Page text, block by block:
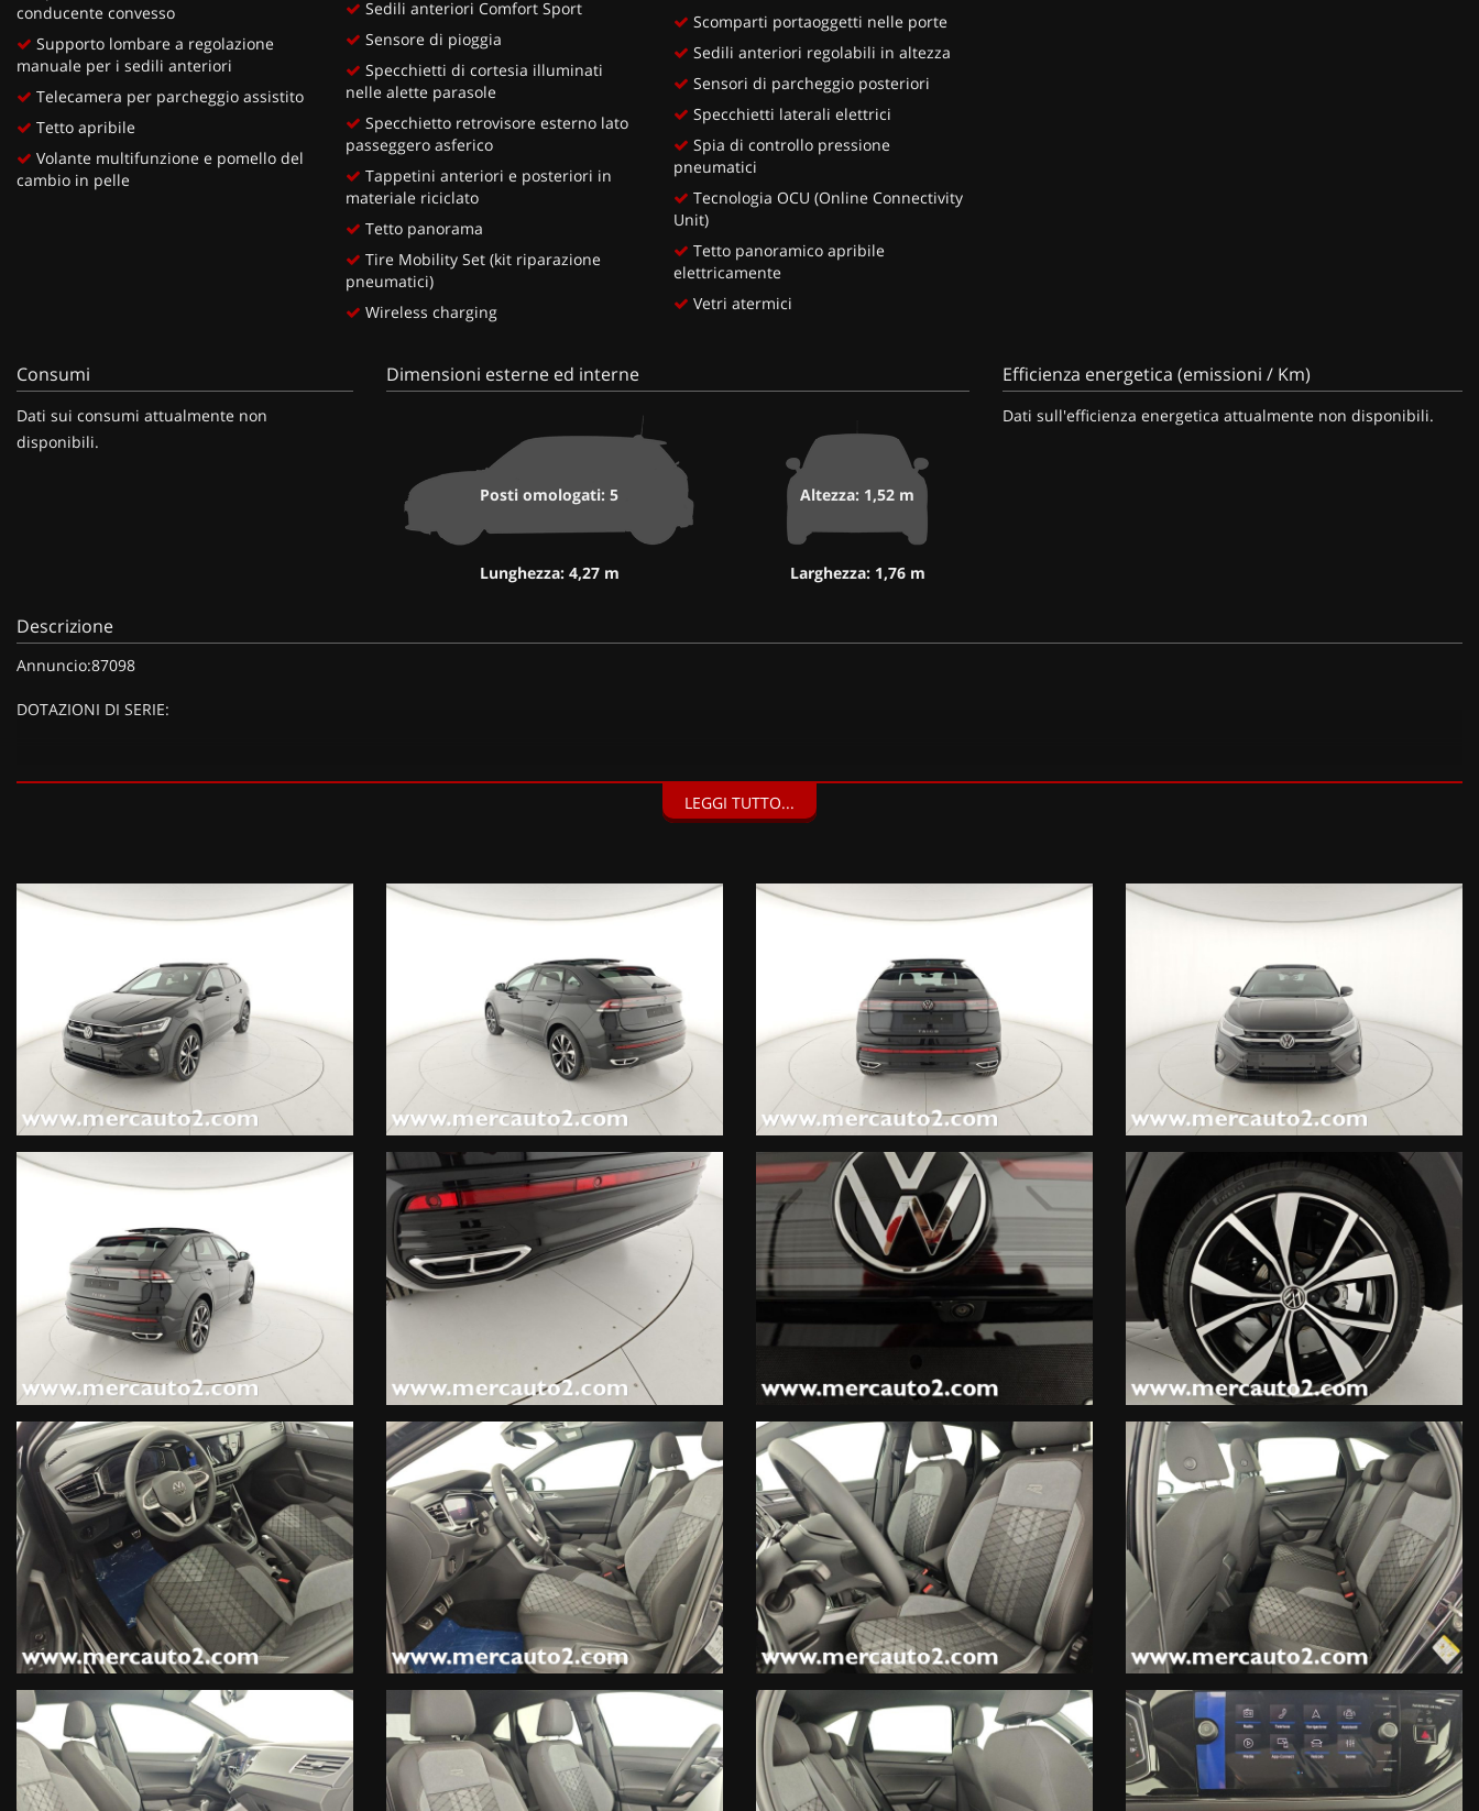
conducente convesso
Supporto lombare a regolazione
manuale per i sedili anteriori
Telecamera per parcheggio assistito
Tetto apribile
Volante multifunzione e pomello del
cambio in pelle
Sedili anteriori Comfort Sport
Sensore di pioggia
Specchietti di cortesia illuminati
nelle alette parasole
Specchietto retrovisore esterno lato
passeggero asferico
Tappetini anteriori e posteriori in
materiale riciclato
Tetto panorama
Tire Mobility Set (kit riparazione
pneumatici)
Wireless charging
Scomparti portaoggetti nelle porte
Sedili anteriori regolabili in altezza
Sensori di parcheggio posteriori
Specchietti laterali elettrici
Spia di controllo pressione
pneumatici
Tecnologia OCU (Online Connectivity
Unit)
Tetto panoramico apribile
elettricamente
Vetri atermici
Consumi
Dati sui consumi attualmente non
disponibili.
Dimensioni esterne ed interne
Posti omologati: 5
Lunghezza: 4,27 m
Altezza: 1,52 m
Larghezza: 1,76 m
Efficienza energetica (emissioni / Km)
Dati sull'efficienza energetica attualmente non disponibili.
Descrizione
Annuncio:87098
DOTAZIONI DI SERIE:
Keyless - Sistema di apertura/chiusura e avviamento senza chiavi, Climatizzatore automatico bizona "Air Care Climatronic" con filtro anti allergeni (450 EUR), Volkswagen Extra Time 2 anni fino a
Ruota di scorta in acciaio da 15" (decade kit antiforatura) (130 EUR), Fari IQ.Light LED Matrix, Fari fendinebbia con funzione cornering, Inserto LED centrale su calandra anteriore, Dynamic Light
Assist - Regolazione dinamica dei fari abbaglianti, Fari anteriori LED Matrix IQ.Light, Vetri atermici in cabina guida e vano passeggeri, Light & Vision Pack, Specchietto retrovisore interno
fotosensibile, Sensore pioggia per tergicristalli, Servizi online Ready for We Connect e We Connect Plus, Radio "Ready 2 Discover" con display touchscreen da 8'', Predisposizione per navigatore
LEGGI TUTTO...